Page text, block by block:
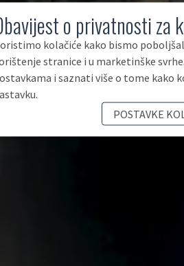
o privatnosti za
kolačiće kako bismo
stranice i u marketinške
i saznati više o tome kako
POSTAVKE